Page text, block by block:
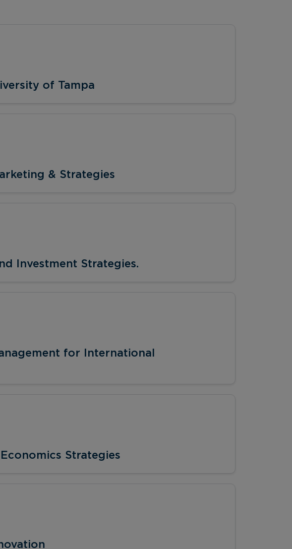
of Tampa
& Strategies
Investment Strategies.
for International
Strategies